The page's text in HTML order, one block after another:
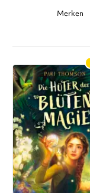
Merken